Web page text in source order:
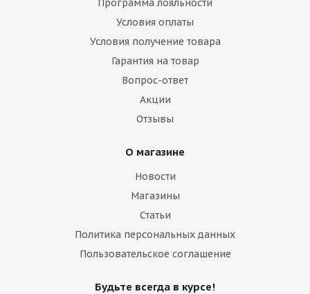
Программа лояльности
Условия оплаты
Условия получение товара
Гарантия на товар
Вопрос-ответ
Акции
Отзывы
О магазине
Новости
Магазины
Статьи
Политика персональных данных
Пользовательское соглашение
Будьте всегда в курсе!